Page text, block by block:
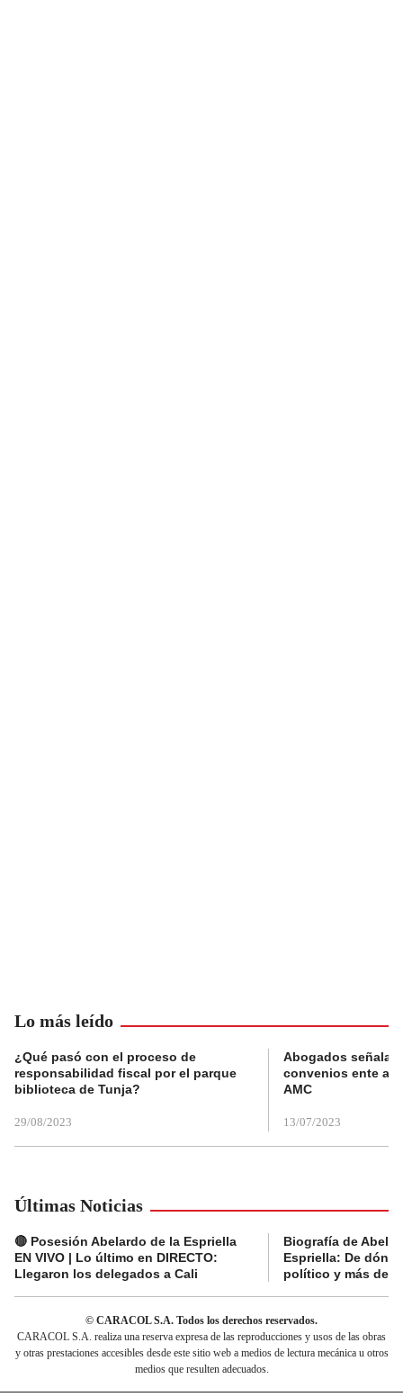
Lo más leído
¿Qué pasó con el proceso de
responsabilidad fiscal por el parque
biblioteca de Tunja?
29/08/2023
Abogados
convenios ente
AMC
13/07/2023
Últimas Noticias
🔴 Posesión Abelardo de la Espriella
EN VIVO | Lo último en DIRECTO:
Llegaron los delegados a Cali
Biografía de
Espriella: De
político y más del
© CARACOL S.A. Todos los derechos reservados.
CARACOL S.A. realiza una reserva expresa de las reproducciones y usos de las obras
y otras prestaciones accesibles desde este sitio web a medios de lectura mecánica u otros
medios que resulten adecuados.